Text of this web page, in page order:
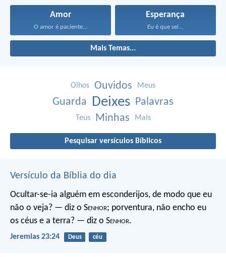
Amor
O amor é paciente...
Esperança
Eu é que sei...
Mais Temas...
Olhos Ouvidos Meus
Guarda Deixes Palavras
Teus Minhas Mais
Pesquisar versículos Bíblicos
Versículo da Bíblia do dia
Ocultar-se-ia alguém em esconderijos, de modo que eu
não o veja? — diz o Senhor; porventura, não encho eu
os céus e a terra? — diz o Senhor.
Jeremias 23:24 Deus céu